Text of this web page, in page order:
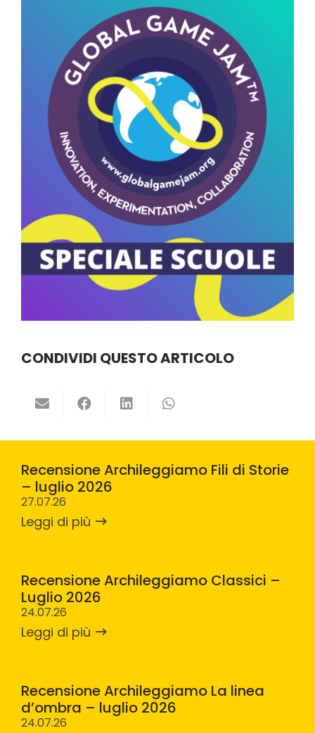
CONDIVIDI QUESTO ARTICOLO
Recensione Archileggiamo Fili di Storie
– luglio 2026
27.07.26
Leggi di più
Recensione Archileggiamo Classici –
Luglio 2026
24.07.26
Leggi di più
Recensione Archileggiamo La linea
d’ombra – luglio 2026
24.07.26